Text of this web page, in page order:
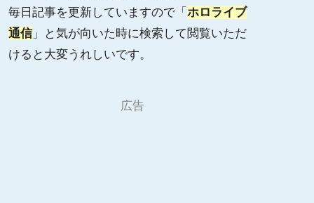
毎日記事を更新していますので「 ホロライブ
通信」と気が向いた時に検索して閲覧いただ
けると大変うれしいです。
広告